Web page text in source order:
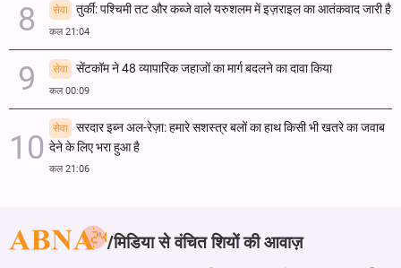
सेवा तुर्की: पश्चिमी तट और कब्जे वाले यरुशलम में इज़राइल का आतंकवाद जारी है
कल 21:04
सेवा सेंटकॉम ने 48 व्यापारिक जहाजों का मार्ग बदलने का दावा किया
कल 00:09
सेवा
सरदार इब्न अल-रेज़ा: हमारे सशस्त्र बलों का हाथ किसी भी खतरे का जवाब
देने के लिए भरा हुआ है
कल 21:06
मिडिया से वंचित शियों की आवाज़